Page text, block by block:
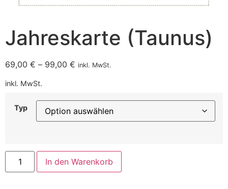
Jahreskarte (Taunus)
69,00 € – 99,00 € inkl. MwSt.
inkl. MwSt.
Typ
In den Warenkorb